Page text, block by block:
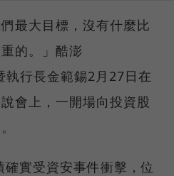
最大目標，沒有什麼比
的。」酷澎
執行長金範錫2月27日在
會上，一開場向投資股
實受資安事件衝擊，位